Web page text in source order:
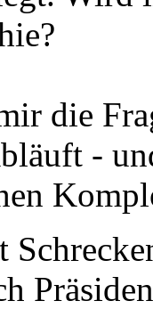
die
-